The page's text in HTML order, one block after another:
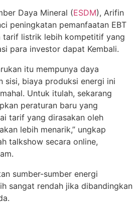
Daya Mineral (ESDM), Arifin
peningkatan pemanfaatan EBT
tarif listrik lebih kompetitif yang
para investor dapat Kembali.
itu mempunya daya
sisi, biaya produksi energi ini
Untuk itulah, sekarang
peraturan baru yang
tarif yang dirasakan oleh
lebih menarik,” ungkap
talkshow secara online,
sumber-sumber energi
sangat rendah jika dibandingkan